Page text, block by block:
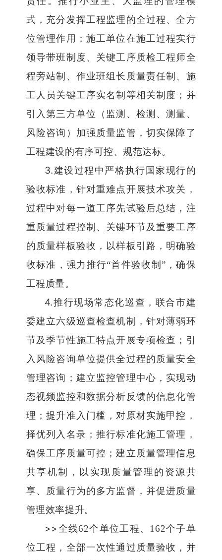
式，充分发挥工程监理的全过程、全方
位管理作用；施工单位在施工过程实行
领导带班制度、关键工序质检工程师全
程旁站制、作业班组长质量责任制、施
工人员关键工序实名制等相关制度；并
引入第三方单位（监测、检测、测量、
风险咨询）加强质量监管，切实保障了
工程建设的有序可控、规范达标。
3.建设过程中严格执行国家现行的
验收标准，针对重难点开展技术攻关，
过程中对每一道工序先试验后总结，注
重质量过程控制、关键环节及重要工序
的质量样板验收，以样板引路，明确验
收标准，强力推行“首件验收制 ” ，确保
工程质量。
4.推行现场常态化巡查，联合市建
委建立六级巡查检查机制，针对薄弱环
节及季节性施工特点开展专项检查；引
入风险咨询单位提供全过程的质量安全
管理咨询；建立监控管理中心，实现动
态视频监控和数据分析反馈的信息化管
理；提升准入门槛，对原材实施甲控，
择优列入名录；推行标准化施工管理，
确保工序质量可控；建立质量管理信息
共享机制，以实现质量管理的资源共
享、质量行为的多方监督，并促进质量
管理效率提升。
>>全线62个单位工程、 162个子单
位工程，全部一次性通过质量验收，并